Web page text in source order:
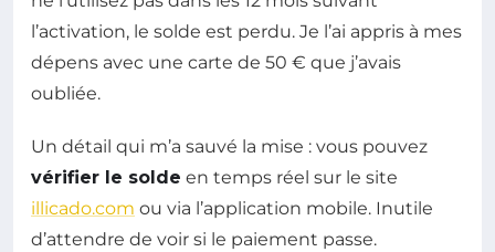
l’activation, le solde est perdu. Je l’ai appris à mes
dépens avec une carte de 50 € que j’avais
oubliée.
Un détail qui m’a sauvé la mise : vous pouvez
vérifier le solde en temps réel sur le site
illicado.com ou via l’application mobile. Inutile
d’attendre de voir si le paiement passe.